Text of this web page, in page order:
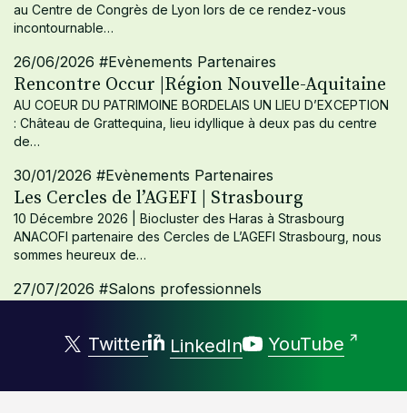
au Centre de Congrès de Lyon lors de ce rendez-vous
incontournable…
26/06/2026 #Evènements Partenaires
Rencontre Occur |Région Nouvelle-Aquitaine
AU COEUR DU PATRIMOINE BORDELAIS UN LIEU D’EXCEPTION
: Château de Grattequina, lieu idyllique à deux pas du centre
de…
30/01/2026 #Evènements Partenaires
Les Cercles de l’AGEFI | Strasbourg
10 Décembre 2026 | Biocluster des Haras à Strasbourg
ANACOFI partenaire des Cercles de L’AGEFI Strasbourg, nous
sommes heureux de…
27/07/2026 #Salons professionnels
Twitter LinkedIn YouTube